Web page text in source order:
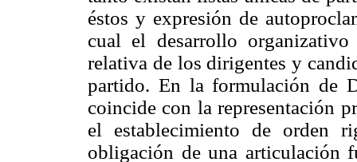
éstos y expresión de
cual el desarrollo
relativa de los dirigentes y
partido. En la formulación de
coincide con la representación
el establecimiento de orden
obligación de una articulación